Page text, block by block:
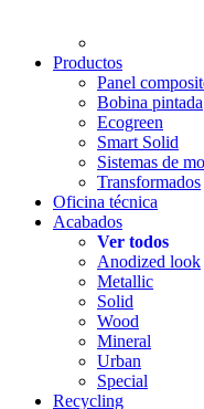
Productos
Panel
Bobina pintada
Ecogreen
Smart Solid
Sistemas de
Transformados
Oficina técnica
Acabados
Ver todos
Anodized look
Metallic
Solid
Wood
Mineral
Urban
Special
Recycling